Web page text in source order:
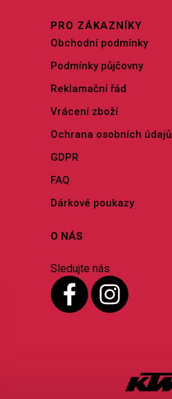
PRO ZÁKAZNÍKY
Obchodní podmínky
Podmínky půjčovny
Reklamační řád
Vrácení zboží
Ochrana osobních údajů
GDPR
FAQ
Dárkové poukazy
O NÁS
Sledujte nás